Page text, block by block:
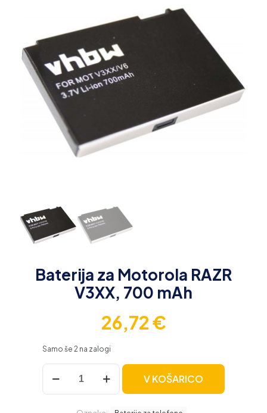
Baterija za Motorola RAZR
V3XX, 700 mAh
26,72€
Samo še 2 na zalogi
Baterija
Motorola
V KOŠARICO